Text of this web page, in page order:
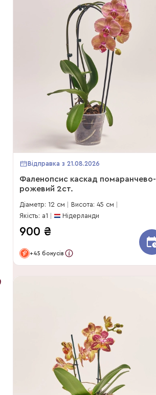
Відправка з 21.08.2026
Фаленопсис каскад помаранчево-
рожевий 2ст.
Діаметр: 12 см
Висота: 45 см
Якість: a1
Нідерланди
900 ₴
+45 бонусів